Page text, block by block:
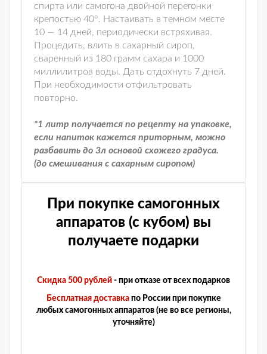
спирта или самогона двойной перегонки
крепостью 40°. Настаивать в темном месте
10 — 14 дней, периодически встряхивая.
Процедить, влить в сахарный сироп,
сваренный из 180 грамм сахара и 1000
миллилитров воды. Дать отдохнуть 7 дней.
При необходимости отфильтровать
повторно.
*1 литр получается по рецепту на упаковке,
если напиток кажется приторным, можно
разбавить до 3л основой схожего градуса.
(до смешивания с сахарным сиропом)
При покупке самогонных
аппаратов (с кубом) вы
получаете подарки
Скидка 500 рублей - при отказе от всех подарков
Бесплатная доставкапо России при покупке
любых самогонных аппаратов (не во все регионы,
уточняйте)